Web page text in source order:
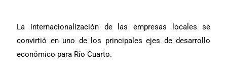
La internacionalización de las empresas locales se
convirtió en uno de los principales ejes de desarrollo
económico para Río Cuarto.